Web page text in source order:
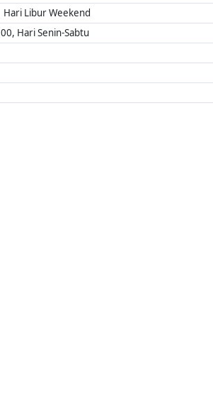
Hari Libur Weekend
Hari Senin-Sabtu